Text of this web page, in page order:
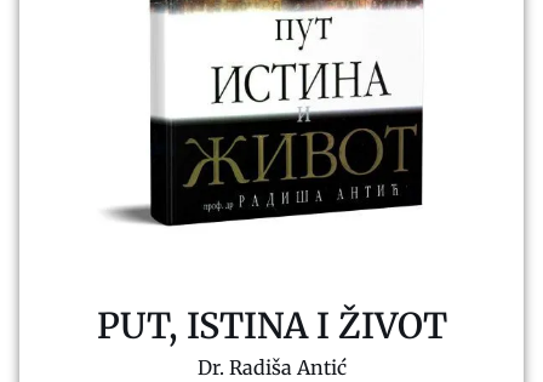
PUT, ISTINA I ŽIVOT
Dr. Radiša Antić